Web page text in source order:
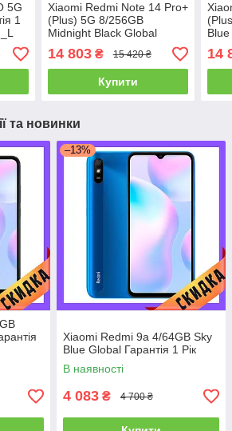
5G
1
Xiaomi Redmi Note 14 Pro+
(Plus) 5G 8/256GB
Midnight Black Global
(*CPA -3% Знижка)_L
14 803₴ 15 420 ₴
Купити
14
та новинки
–13%
Xiaomi Redmi 9a 4/64GB Sky
Blue Global Гарантія 1 Рік
В наявності
4 083 ₴ 4 700 ₴